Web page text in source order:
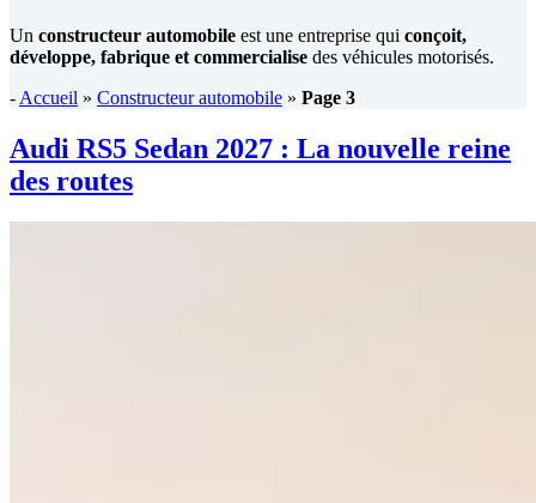
Un constructeur automobile est une entreprise qui conçoit,
développe, fabrique et commercialise des véhicules motorisés.
- Accueil » Constructeur automobile » Page 3
Audi RS5 Sedan 2027 : La nouvelle reine
des routes